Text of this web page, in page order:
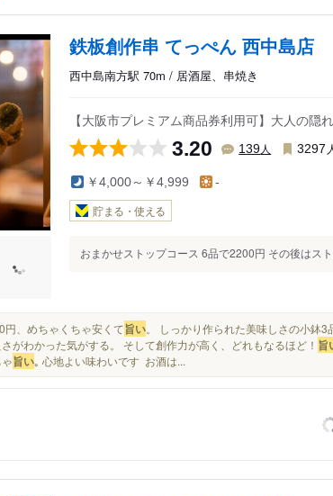
鉄板創作串 てっぺん 西中島店
西中島南方駅 70m / 居酒屋、串焼き
【大阪市プレミアム商品券利用可】大人の
3.20 139人 3297
￥4,000～￥4,999 -
貯まる・使える
おまかせストップコース 6品で2200円 その後はス
円、めちゃくちゃ安くて旨い。 しっかり作られた美味しさの小鉢
がわかった気がする。 そして創作力が高く、どれもなるほど！ 旨
旨い｡ 心地よい味わいです ⁡ お酒は...